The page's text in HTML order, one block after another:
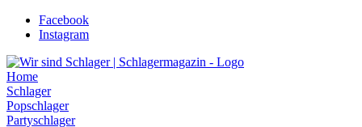
Zum
Inhalt
Facebook
Instagram
Home
Schlager
Popschlager
Partyschlager